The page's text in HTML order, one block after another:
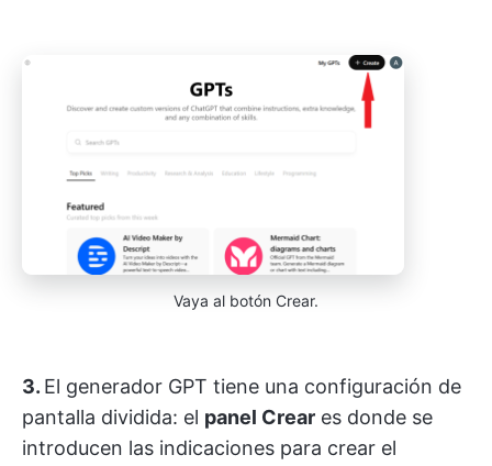
Vaya al botón Crear.
3. El generador GPT tiene una configuración de
pantalla dividida: el panel Crear es donde se
introducen las indicaciones para crear el